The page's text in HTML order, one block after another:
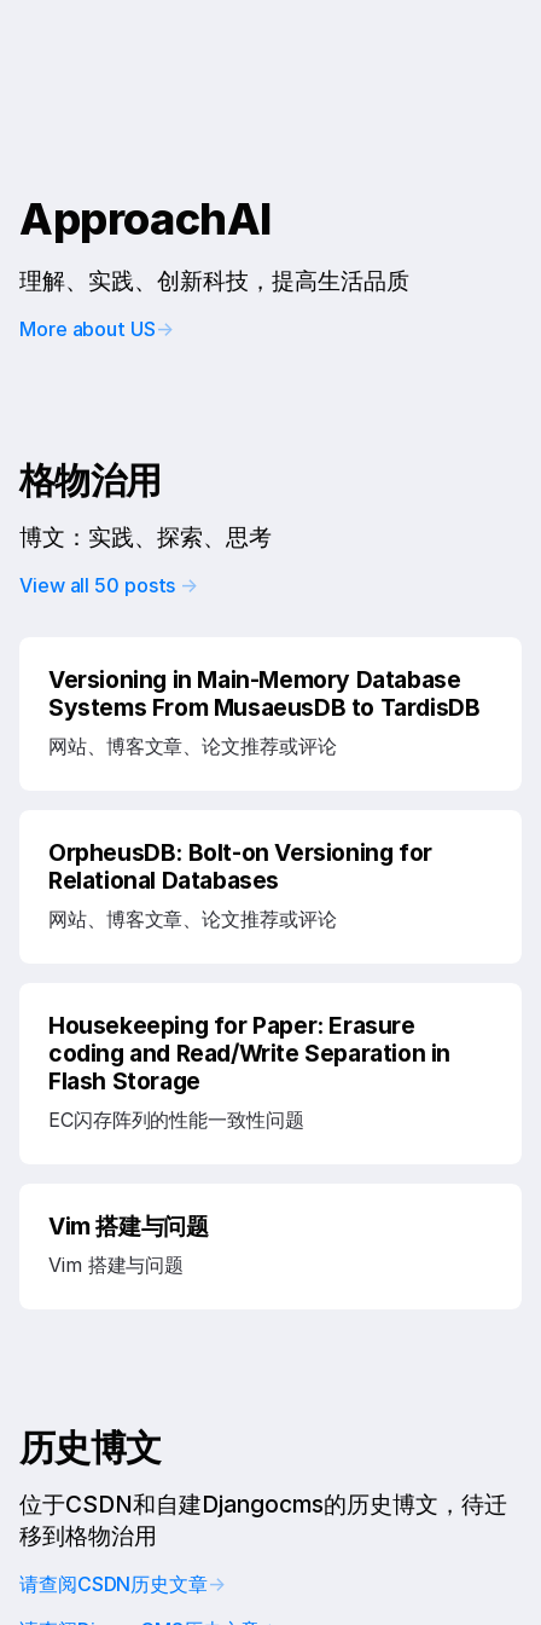
ApproachAI
理解、实践、创新科技，提高生活品质
More about US→
格物治用
博文：实践、探索、思考
View all 50 posts →
Versioning in Main-Memory Database
Systems From MusaeusDB to TardisDB
网站、博客文章、论文推荐或评论
OrpheusDB: Bolt-on Versioning for
Relational Databases
网站、博客文章、论文推荐或评论
Housekeeping for Paper: Erasure
coding and Read/Write Separation in
Flash Storage
EC闪存阵列的性能一致性问题
Vim 搭建与问题
Vim 搭建与问题
历史博文
位于CSDN和自建Djangocms的历史博文，待迁
移到格物治用
请查阅CSDN历史文章→